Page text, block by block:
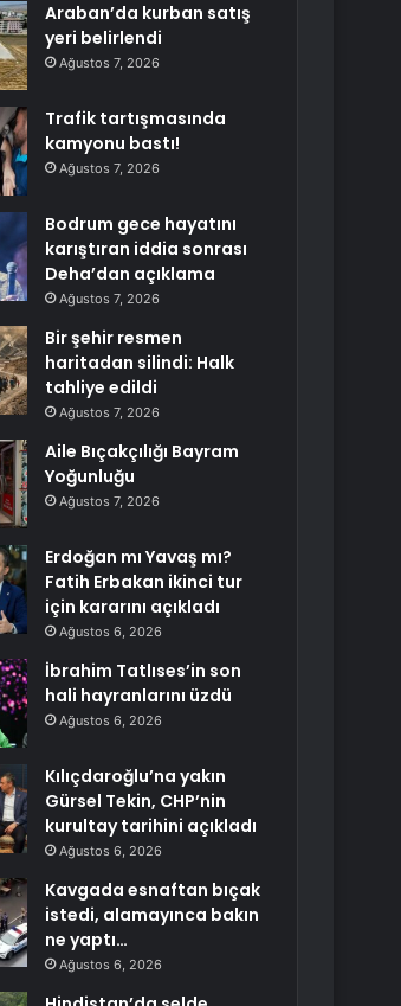
Araban’da kurban satış
yeri belirlendi
Ağustos 7, 2026
Trafik tartışmasında
kamyonu bastı!
Ağustos 7, 2026
Bodrum gece hayatını
karıştıran iddia sonrası
Deha’dan açıklama
Ağustos 7, 2026
Bir şehir resmen
haritadan silindi: Halk
tahliye edildi
Ağustos 7, 2026
Aile Bıçakçılığı Bayram
Yoğunluğu
Ağustos 7, 2026
Erdoğan mı Yavaş mı?
Fatih Erbakan ikinci tur
için kararını açıkladı
Ağustos 6, 2026
İbrahim Tatlıses’in son
hali hayranlarını üzdü
Ağustos 6, 2026
Kılıçdaroğlu’na yakın
Gürsel Tekin, CHP’nin
kurultay tarihini açıkladı
Ağustos 6, 2026
Kavgada esnaftan bıçak
istedi, alamayınca bakın
ne yaptı…
Ağustos 6, 2026